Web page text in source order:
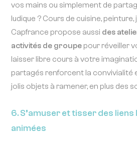
vos mains ou simplement de
ludique ? Cours de cuisine,
Capfrance propose aussi des
activités de groupe pour réveiller
laisser libre cours à votre
partagés renforcent la convivialité
jolis objets à ramener, en plus des
6. S’amuser et tisser des
animées